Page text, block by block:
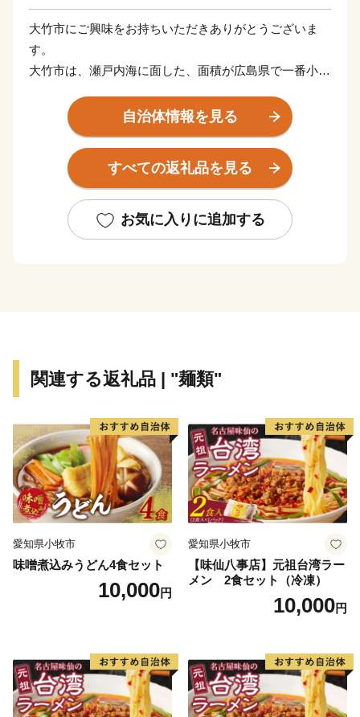
大竹市にご興味をお持ちいただきありがとうございま
す。
大竹市は、瀬戸内海に面した、面積が広島県で一番小さ
小さいながらも広島市まで約３０キロメートル、山口県
岩国市までも１０キロメートル圏内いう利便性のよい土
地柄から、広島県の西の玄関口として栄えてきました。
海の玄関・大竹港は、戦後直後の引き揚げ港となった歴
ています。またフェリーで３５分、安芸の宮島のそばに
ある阿多田島は、瀬戸内でも屈指の釣り場として１年中
内シェアトップの製品を創りだしています。
ても過言ではありません！
返礼品にもご用意しておりますので、ぜひお試しくださ
い。
するまち」大竹市。
大竹の魅力のつまった品々を、ふるさと納税返礼品でお
届けします。
自治体情報を見る
すべての返礼品を見る
お気に入りに追加する
関連する返礼品 | "麺類"
愛知県小牧市
味噌煮込みうどん4食セット
10,000円
愛知県小牧市
【味仙八事店】元祖台湾ラー
メン 2食セット（冷凍）
10,000円